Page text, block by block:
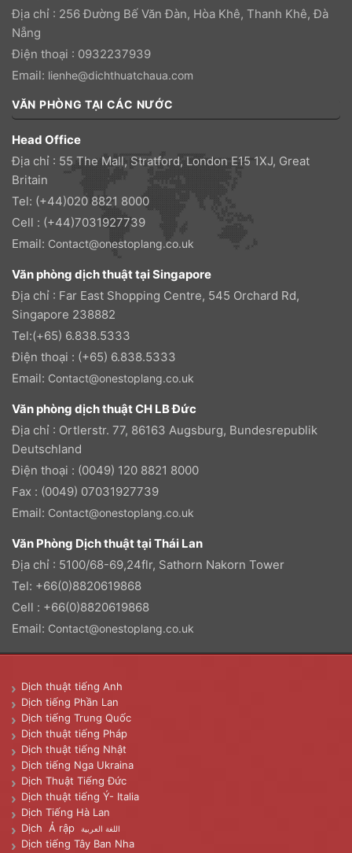
Địa chỉ : 256 Đường Bế Văn Đàn, Hòa Khê, Thanh Khê, Đà
Nẵng
Điện thoại : 0932237939
Email: lienhe@dichthuatchaua.com
VĂN PHÒNG TẠI CÁC NƯỚC
Head Office
Địa chỉ : 55 The Mall, Stratford, London E15 1XJ, Great
Britain
Tel: (+44)020 8821 8000
Cell : (+44)7031927739
Email: Contact@onestoplang.co.uk
Văn phòng dịch thuật tại Singapore
Địa chỉ : Far East Shopping Centre, 545 Orchard Rd,
Singapore 238882
Tel:(+65) 6.838.5333
Điện thoại : (+65) 6.838.5333
Email: Contact@onestoplang.co.uk
Văn phòng dịch thuật CH LB Đức
Địa chỉ : Ortlerstr. 77, 86163 Augsburg, Bundesrepublik
Deutschland
Điện thoại : (0049) 120 8821 8000
Fax : (0049) 07031927739
Email: Contact@onestoplang.co.uk
Văn Phòng Dịch thuật tại Thái Lan
Địa chỉ : 5100/68-69,24flr, Sathorn Nakorn Tower
Tel: +66(0)8820619868
Cell : +66(0)8820619868
Email: Contact@onestoplang.co.uk
Dịch thuật tiếng Anh
Dịch tiếng Phần Lan
Dịch tiếng Trung Quốc
Dịch thuật tiếng Pháp
Dịch thuật tiếng Nhật
Dịch tiếng Nga Ukraina
Dịch Thuật Tiếng Đức
Dịch thuật tiếng Ý- Italia
Dịch Tiếng Hà Lan
Dịch Ả rập
اللغة العربية
Dịch tiếng Tây Ban Nha